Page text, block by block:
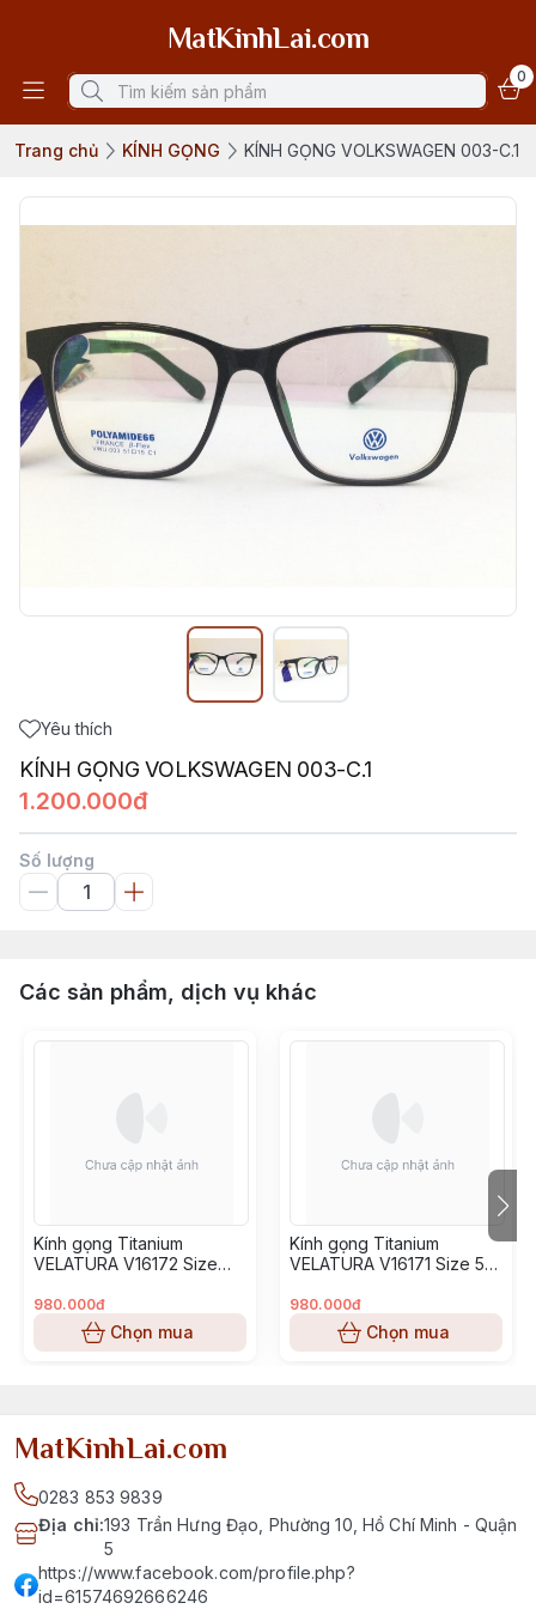
MatKinhLai.com
0
Trang chủ KÍNH GỌNG KÍNH GỌNG VOLKSWAGEN 003-C.1
Yêu thích
KÍNH GỌNG VOLKSWAGEN 003-C.1
1.200.000đ
Số lượng
Các sản phẩm, dịch vụ khác
Kính gọng Titanium
VELATURA V16172 Size
980.000đ
Chọn mua
Kính gọng Titanium
VELATURA V16171 Size 53-
980.000đ
Chọn mua
MatKinhLai.com
0283 853 9839
Địa chỉ:193 Trần Hưng Đạo, Phường 10, Hồ Chí Minh - Quận
5
https://www.facebook.com/profile.php?
id=61574692666246